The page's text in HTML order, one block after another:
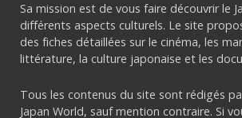
Sa mission est de vous faire découvrir le
différents aspects culturels. Le site
des fiches détaillées sur le cinéma, les
littérature, la culture japonaise et les
Tous les contenus du site sont rédigés
Japan World, sauf mention contraire. Si